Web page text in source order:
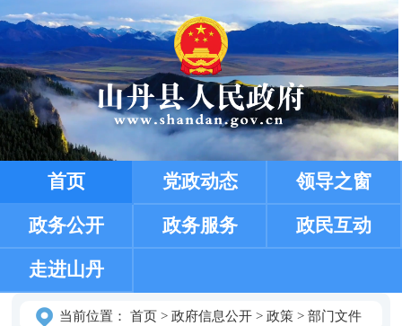
首页 党政动态 领导之窗
政务公开 政务服务 政民互动
走进山丹
当前位置： 首页> 政府信息公开> 政策> 部门文件